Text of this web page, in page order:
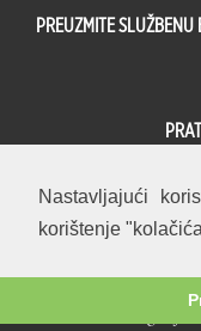
Nastavljajući
korištenje
PREUZMITE
©